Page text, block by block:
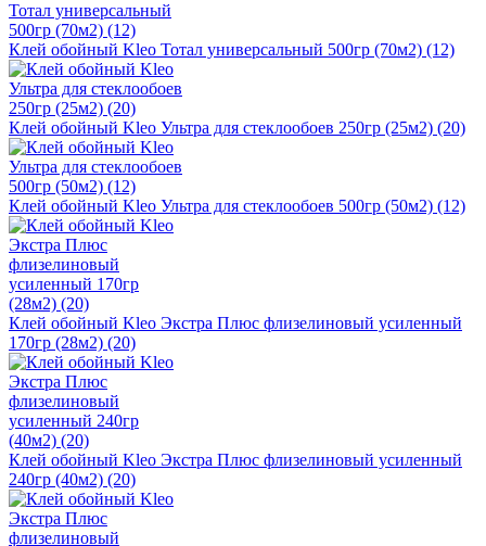
Клей обойный Kleo Тотал универсальный 500гр (70м2) (12)
Клей обойный Kleo Ультра для стеклообоев 250гр (25м2) (20)
Клей обойный Kleo Ультра для стеклообоев 500гр (50м2) (12)
Клей обойный Kleo Экстра Плюс флизелиновый усиленный
170гр (28м2) (20)
Клей обойный Kleo Экстра Плюс флизелиновый усиленный
240гр (40м2) (20)